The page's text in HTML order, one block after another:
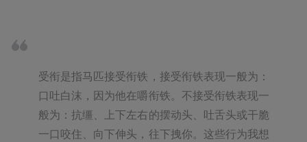
受衔是指马匹接受衔铁，接受衔铁表现一般为：
口吐白沫，因为他在嚼衔铁。不接受衔铁表现一
般为：抗缰、上下左右的摆动头、吐舌头或干脆
一口咬住、向下伸头，往下拽你。这些行为我想